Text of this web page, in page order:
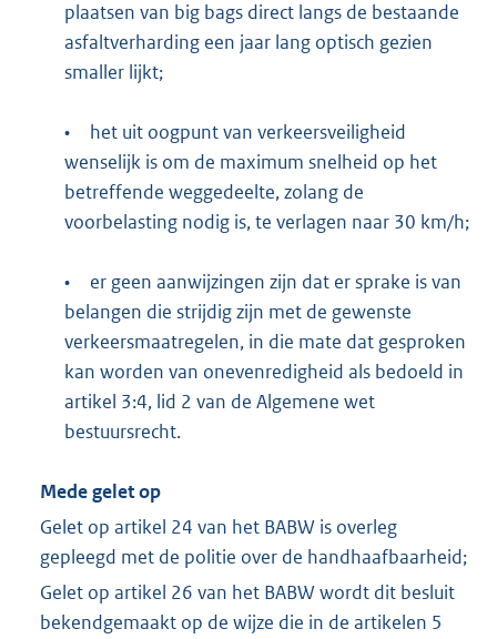
plaatsen van big bags direct langs de bestaande
asfaltverharding een jaar lang optisch gezien
smaller lijkt;
•
het uit oogpunt van verkeersveiligheid
wenselijk is om de maximum snelheid op het
betreffende weggedeelte, zolang de
voorbelasting nodig is, te verlagen naar 30 km/h;
•
er geen aanwijzingen zijn dat er sprake is van
belangen die strijdig zijn met de gewenste
verkeersmaatregelen, in die mate dat gesproken
kan worden van onevenredigheid als bedoeld in
artikel 3:4, lid 2 van de Algemene wet
bestuursrecht.
Mede gelet op
Gelet op artikel 24 van het BABW is overleg
gepleegd met de politie over de handhaafbaarheid;
Gelet op artikel 26 van het BABW wordt dit besluit
bekendgemaakt op de wijze die in de artikelen 5